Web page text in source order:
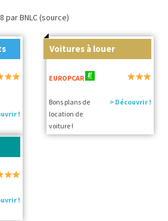
par BNLC (source)
!
Voitures à louer
EUROPCAR
Bons plans de
location de
voiture !
> Découvrir !
!